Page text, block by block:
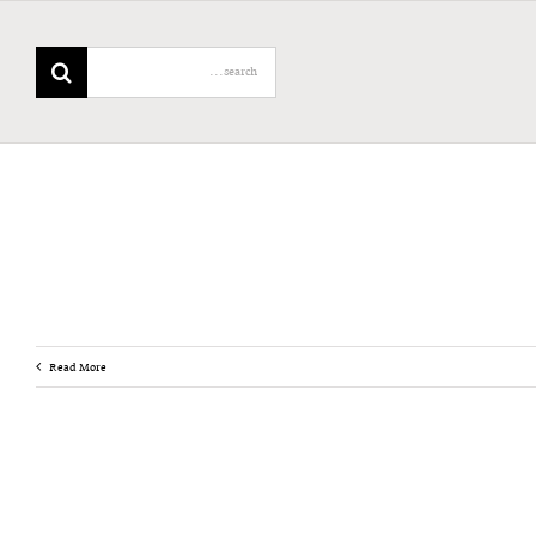
Search
for:
Read More